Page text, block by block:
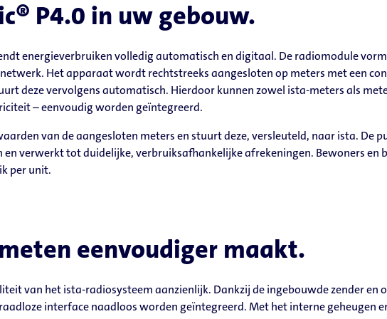
P4.0 in uw gebouw.
energieverbruiken volledig automatisch en digitaal. De radiomodule
Het apparaat wordt rechtstreeks aangesloten op meters met een
deze vervolgens automatisch. Hierdoor kunnen zowel ista-meters als
– eenvoudig worden geïntegreerd.
van de aangesloten meters en stuurt deze, versleuteld, naar ista. De
verwerkt tot duidelijke, verbruiksafhankelijke afrekeningen. Bewoners en
per unit.
eenvoudiger maakt.
van het ista-radiosysteem aanzienlijk. Dankzij de ingebouwde zender en
interface naadloos worden geïntegreerd. Met het interne geheugen